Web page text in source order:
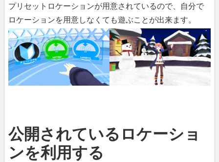
プリセットロケーションが用意されているので、自分で
ロケーションを用意しなくても遊ぶことが出来ます。
公開されているロケーショ
ンを利用する